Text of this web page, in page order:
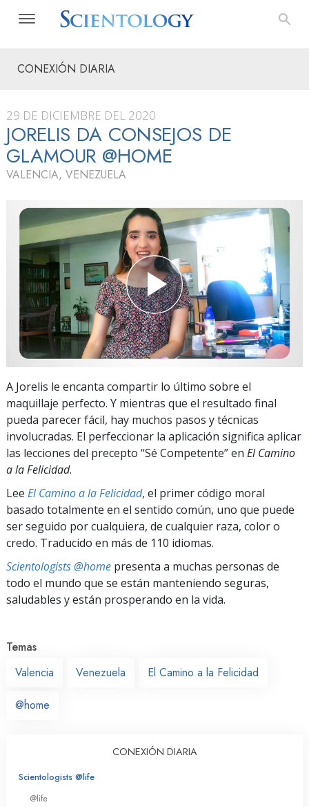
CONEXIÓN DIARIA
29 DE DICIEMBRE DEL 2020
JORELIS DA CONSEJOS DE
GLAMOUR @HOME
VALENCIA, VENEZUELA
A Jorelis le encanta compartir lo último sobre el
maquillaje perfecto. Y mientras que el resultado final
pueda parecer fácil, hay muchos pasos y técnicas
involucradas. El perfeccionar la aplicación significa aplicar
las lecciones del precepto “Sé Competente” en El Camino
a la Felicidad.
Lee El Camino a la Felicidad, el primer código moral
basado totalmente en el sentido común, uno que puede
ser seguido por cualquiera, de cualquier raza, color o
credo. Traducido en más de 110 idiomas.
Scientologists @home presenta a muchas personas de
todo el mundo que se están manteniendo seguras,
saludables y están prosperando en la vida.
Temas
Valencia
Venezuela El Camino a la Felicidad
@home
CONEXIÓN DIARIA
Scientologists @life
@life